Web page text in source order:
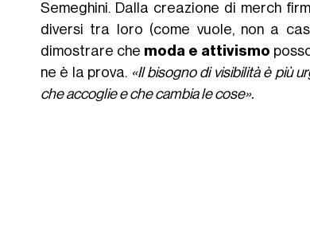
Semeghini. Dalla creazione di merch
diversi tra loro (come vuole, non a
dimostrare che moda e attivismo
ne è la prova. «Il bisogno di visibilità è più
che accoglie e che cambia le cose».